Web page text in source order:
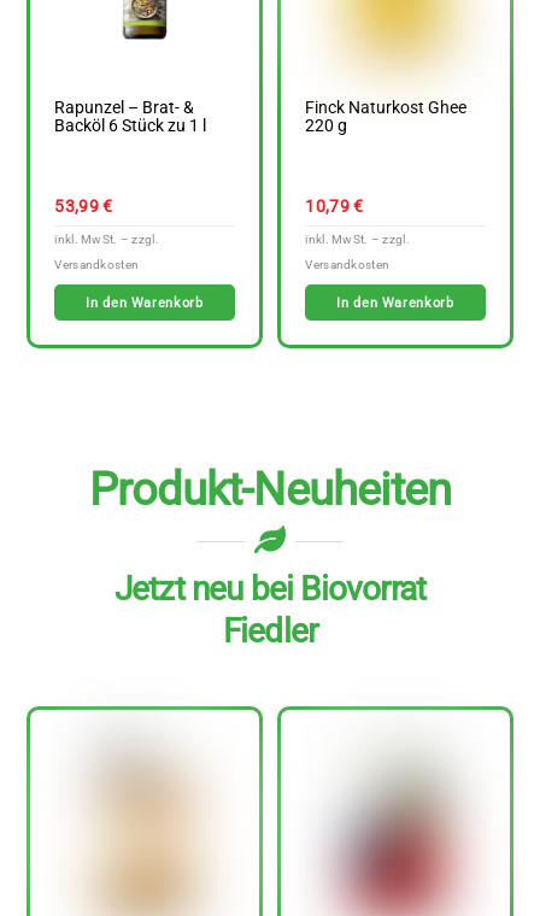
Rapunzel – Brat- &
Backöl 6 Stück zu 1 l
53,99€
In den Warenkorb
Finck Naturkost Ghee
220 g
10,79€
In den Warenkorb
Produkt-Neuheiten
Jetzt neu bei Biovorrat
Fiedler